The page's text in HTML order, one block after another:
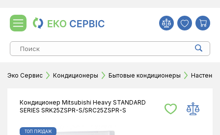
Эко Сервис Кондиционеры Бытовые кондиционеры
ТОП ПРОДАЖ
Кондиционер Mitsubishi Heavy STANDARD
SERIES SRK25ZSPR-S/SRC25ZSPR-S